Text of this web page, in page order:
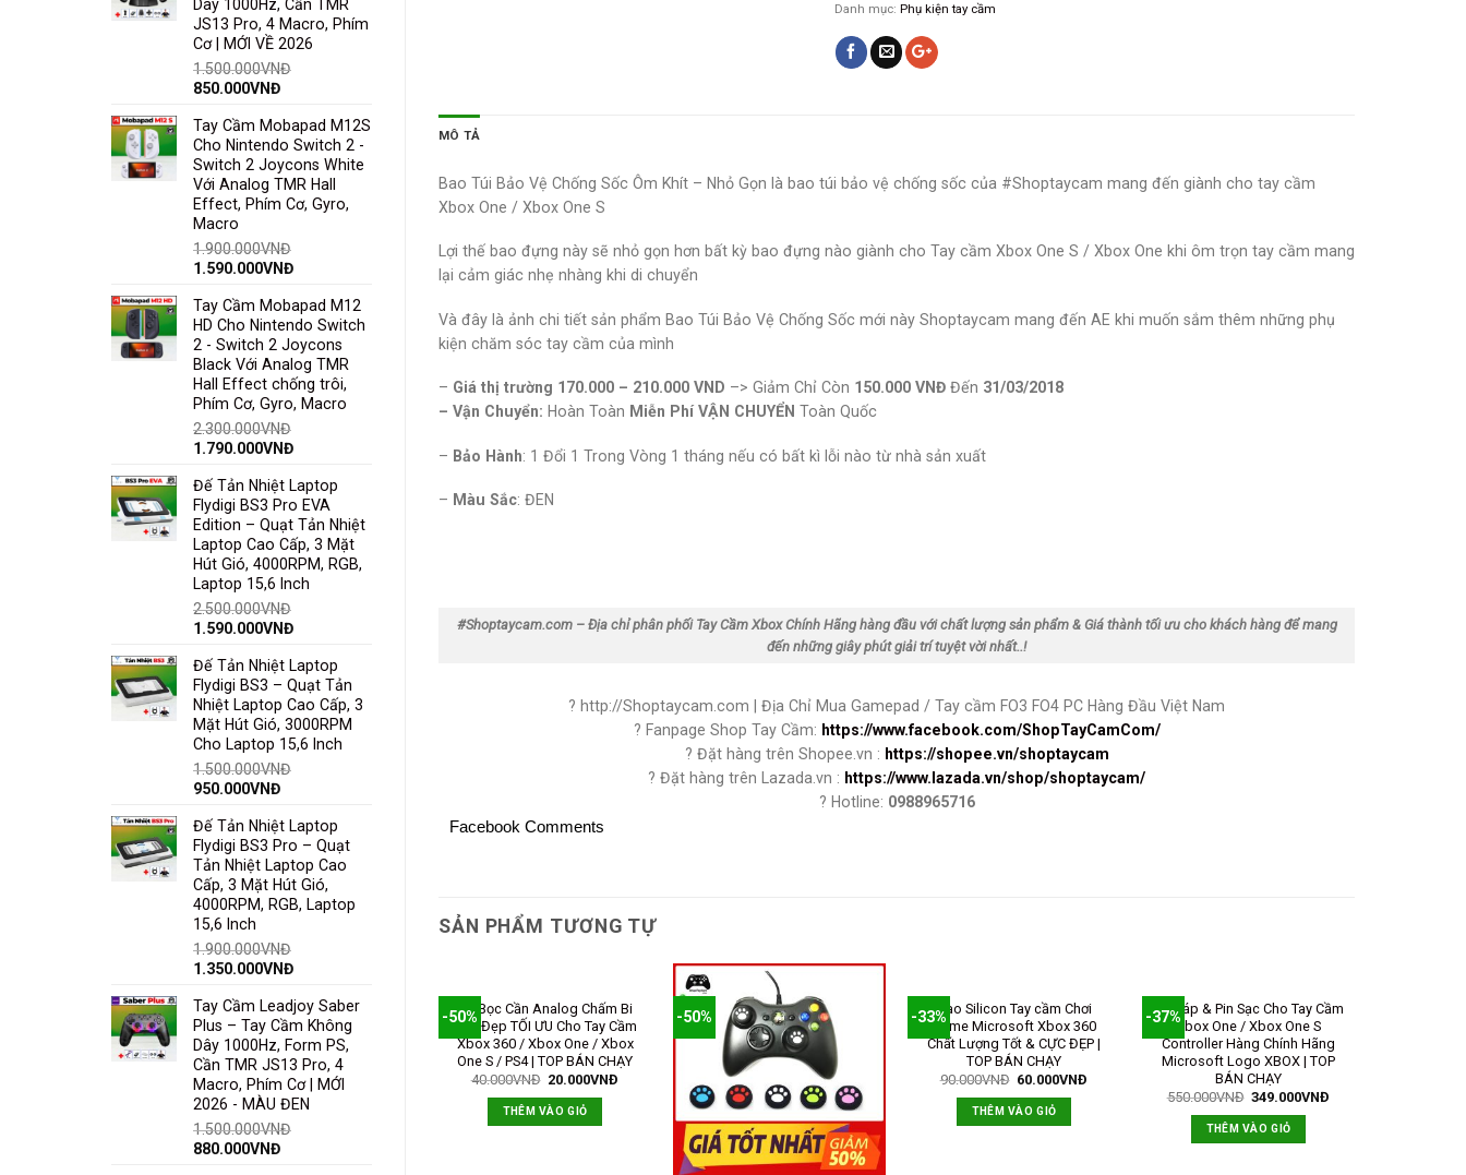
Danh mục: Phụ kiện tay cầm
MÔ TẢ
Bao Túi Bảo Vệ Chống Sốc Ôm Khít – Nhỏ Gọn là bao túi bảo vệ chống sốc của #Shoptaycam mang đến giành cho tay cầm
Xbox One / Xbox One S
Lợi thế bao đựng này sẽ nhỏ gọn hơn bất kỳ bao đựng nào giành cho Tay cầm Xbox One S / Xbox One khi ôm trọn tay cầm mang
lại cảm giác nhẹ nhàng khi di chuyển
Và đây là ảnh chi tiết sản phẩm Bao Túi Bảo Vệ Chống Sốc mới này Shoptaycam mang đến AE khi muốn sắm thêm những phụ
kiện chăm sóc tay cầm của mình
– Giá thị trường 170.000 – 210.000 VND –> Giảm Chỉ Còn 150.000 VNĐ Đến 31/03/2018
– Vận Chuyển: Hoàn Toàn Miễn Phí VẬN CHUYỂN Toàn Quốc
– Bảo Hành: 1 Đổi 1 Trong Vòng 1 tháng nếu có bất kì lỗi nào từ nhà sản xuất
– Màu Sắc: ĐEN
#Shoptaycam.com – Địa chỉ phân phối Tay Cầm Xbox Chính Hãng hàng đầu với chất lượng sản phẩm & Giá thành tối ưu cho khách hàng để mang
đến những giây phút giải trí tuyệt vời nhất..!
? http://Shoptaycam.com | Địa Chỉ Mua Gamepad / Tay cầm FO3 FO4 PC Hàng Đầu Việt Nam
? Fanpage Shop Tay Cầm: https://www.facebook.com/ShopTayCamCom/
? Đặt hàng trên Shopee.vn : https://shopee.vn/shoptaycam
? Đặt hàng trên Lazada.vn : https://www.lazada.vn/shop/shoptaycam/
? Hotline: 0988965716
Facebook Comments
SẢN PHẨM TƯƠNG TỰ
-50%Bộ Bọc Cần Analog Chấm Bi
Cực Đẹp TỐI ƯU Cho Tay Cầm
Xbox 360 / Xbox One / Xbox
One S / PS4 | TOP BÁN CHẠY
40.000VNĐ 20.000VNĐ
THÊM VÀO GIỎ
-50% -33%Bao Silicon Tay cầm Chơi
Game Microsoft Xbox 360
Chất Lượng Tốt & CỰC ĐẸP |
TOP BÁN CHẠY
90.000VNĐ 60.000VNĐ
THÊM VÀO GIỎ
-37%
Bộ Cáp & Pin Sạc Cho Tay Cầm
Xbox One / Xbox One S
Controller Hàng Chính Hãng
Microsoft Logo XBOX | TOP
BÁN CHẠY
550.000VNĐ 349.000VNĐ
THÊM VÀO GIỎ
Pin Và Cáp Sạc Cho Tay
Cầm Xbox One X / Seri X
FULLBOX Hàng
Chính Hãng Microsoft
-38%
HẾT HÀNG
Dây 1000Hz, Cần TMR
JS13 Pro, 4 Macro, Phím
Cơ | MỚI VỀ 2026
1.500.000VNĐ
850.000VNĐ
Tay Cầm Mobapad M12S
Cho Nintendo Switch 2 -
Switch 2 Joycons White
Với Analog TMR Hall
Effect, Phím Cơ, Gyro,
Macro
1.900.000VNĐ
1.590.000VNĐ
Tay Cầm Mobapad M12
HD Cho Nintendo Switch
2 - Switch 2 Joycons
Black Với Analog TMR
Hall Effect chống trôi,
Phím Cơ, Gyro, Macro
2.300.000VNĐ
1.790.000VNĐ
Đế Tản Nhiệt Laptop
Flydigi BS3 Pro EVA
Edition – Quạt Tản Nhiệt
Laptop Cao Cấp, 3 Mặt
Hút Gió, 4000RPM, RGB,
Laptop 15,6 Inch
2.500.000VNĐ
1.590.000VNĐ
Đế Tản Nhiệt Laptop
Flydigi BS3 – Quạt Tản
Nhiệt Laptop Cao Cấp, 3
Mặt Hút Gió, 3000RPM
Cho Laptop 15,6 Inch
1.500.000VNĐ
950.000VNĐ
Đế Tản Nhiệt Laptop
Flydigi BS3 Pro – Quạt
Tản Nhiệt Laptop Cao
Cấp, 3 Mặt Hút Gió,
4000RPM, RGB, Laptop
15,6 Inch
1.900.000VNĐ
1.350.000VNĐ
Tay Cầm Leadjoy Saber
Plus – Tay Cầm Không
Dây 1000Hz, Form PS,
Cần TMR JS13 Pro, 4
Macro, Phím Cơ | MỚI
2026 - MÀU ĐEN
1.500.000VNĐ
880.000VNĐ